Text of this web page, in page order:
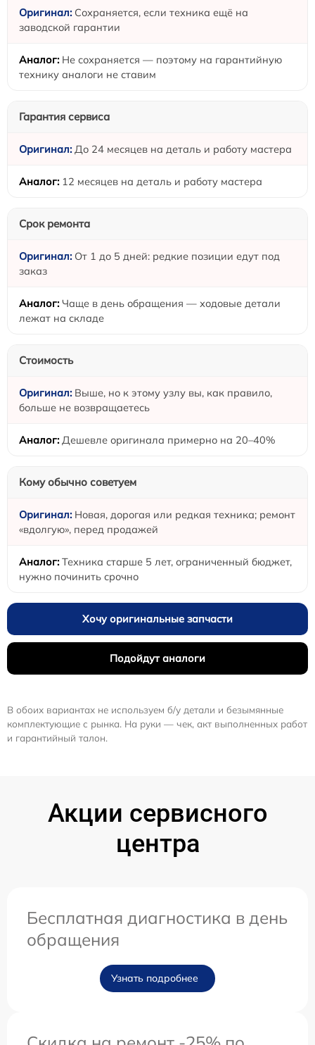
Сохраняется, если техника ещё на
заводской гарантии
Не сохраняется — поэтому на гарантийную
технику аналоги не ставим
Гарантия сервиса
До 24 месяцев на деталь и работу мастера
12 месяцев на деталь и работу мастера
Срок ремонта
От 1 до 5 дней: редкие позиции едут под
заказ
Чаще в день обращения — ходовые детали
лежат на складе
Стоимость
Выше, но к этому узлу вы, как правило,
больше не возвращаетесь
Дешевле оригинала примерно на 20–40%
Кому обычно советуем
Новая, дорогая или редкая техника; ремонт
«вдолгую», перед продажей
Техника старше 5 лет, ограниченный бюджет,
нужно починить срочно
Хочу оригинальные запчасти
Подойдут аналоги
В обоих вариантах не используем б/у детали и безымянные
комплектующие с рынка. На руки — чек, акт выполненных работ
и гарантийный талон.
Акции сервисного
центра
Бесплатная диагностика в день
обращения
Узнать подробнее